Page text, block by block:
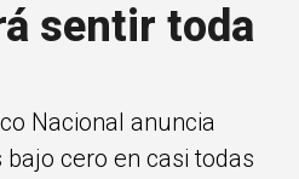
sentir toda
Nacional anuncia
cero en casi todas